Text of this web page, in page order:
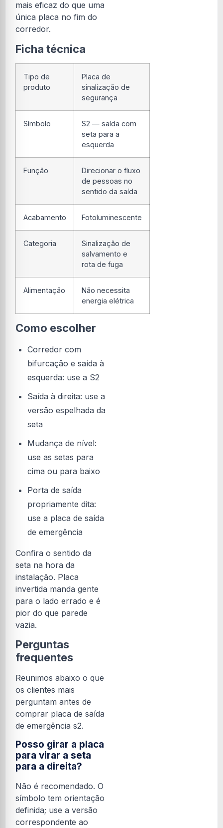
mais eficaz do que uma
única placa no fim do
corredor.
Ficha técnica
Tipo de
produto
Placa de
sinalização de
segurança
Símbolo
S2 — saída com
seta para a
esquerda
Função
Direcionar o fluxo
de pessoas no
sentido da saída
Acabamento Fotoluminescente
Categoria
Sinalização de
salvamento e
rota de fuga
Alimentação
Não necessita
energia elétrica
Como escolher
Corredor com
bifurcação e saída à
esquerda: use a S2
Saída à direita: use a
versão espelhada da
seta
Mudança de nível:
use as setas para
cima ou para baixo
Porta de saída
propriamente dita:
use a placa de saída
de emergência
Confira o sentido da
seta na hora da
instalação. Placa
invertida manda gente
para o lado errado e é
pior do que parede
vazia.
Perguntas
frequentes
Reunimos abaixo o que
os clientes mais
perguntam antes de
comprar placa de saída
de emergência s2.
Posso girar a placa
para virar a seta
para a direita?
Não é recomendado. O
símbolo tem orientação
definida; use a versão
correspondente ao